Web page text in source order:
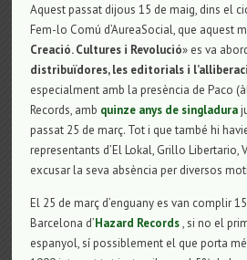
Aquest passat dijous 15 de maig, dins el
Fem-lo Comú d’AureaSocial, que aquest
Creació. Cultures i Revolució» es va
distribuïdores, les editorials i
especialment amb la presència de Paco
Records, amb quinze anys de singladura
passat 25 de març. Tot i que també hi
representants d’El Lokal, Grillo Libertario,
excusar la seva absència per diversos
El 25 de març d’enguany es van complir
Barcelona d’Hazard Records, si no el
espanyol, sí possiblement el que porta